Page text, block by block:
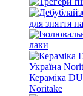
для зняття
лаки
Кераміка
Noritake